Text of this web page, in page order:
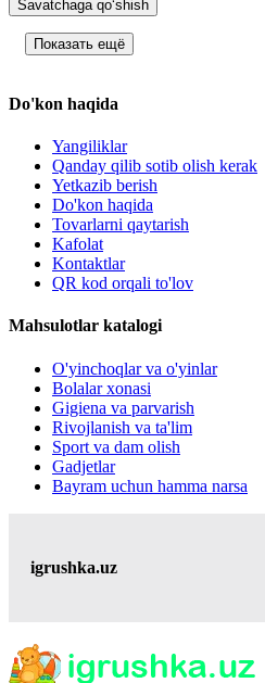
Savatchaga qo‘shish
Показать ещё
Do'kon haqida
Yangiliklar
Qanday qilib sotib olish kerak
Yetkazib berish
Do'kon haqida
Tovarlarni qaytarish
Kafolat
Kontaktlar
QR kod orqali to'lov
Mahsulotlar katalogi
O'yinchoqlar va o'yinlar
Bolalar xonasi
Gigiena va parvarish
Rivojlanish va ta'lim
Sport va dam olish
Gadjetlar
Bayram uchun hamma narsa
igrushka.uz